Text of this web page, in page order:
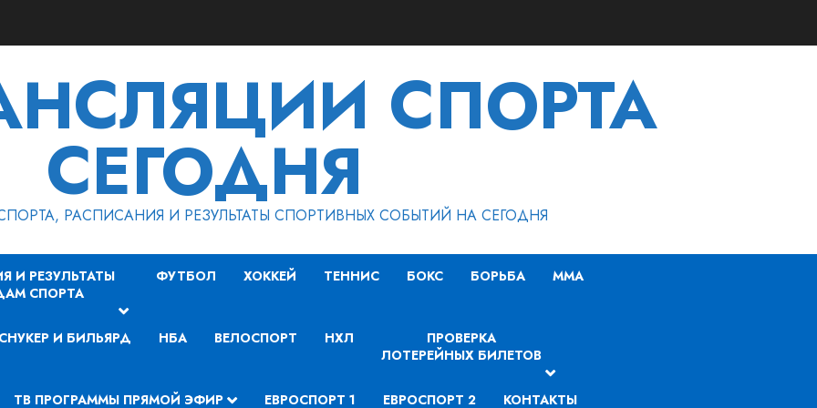
СПОРТА
СЕГОДНЯ
РАСПИСАНИЯ И РЕЗУЛЬТАТЫ СПОРТИВНЫХ СОБЫТИЙ НА СЕГОДНЯ
И РЕЗУЛЬТАТЫ
СПОРТА
ФУТБОЛ ХОККЕЙ ТЕННИС БОКС БОРЬБА MMA
СНУКЕР И БИЛЬЯРД НБА ВЕЛОСПОРТ НХЛ
ПРОВЕРКА
ЛОТЕРЕЙНЫХ БИЛЕТОВ
ТВ ПРОГРАММЫ ПРЯМОЙ ЭФИР ЕВРОСПОРТ 1 ЕВРОСПОРТ 2 КОНТАКТЫ